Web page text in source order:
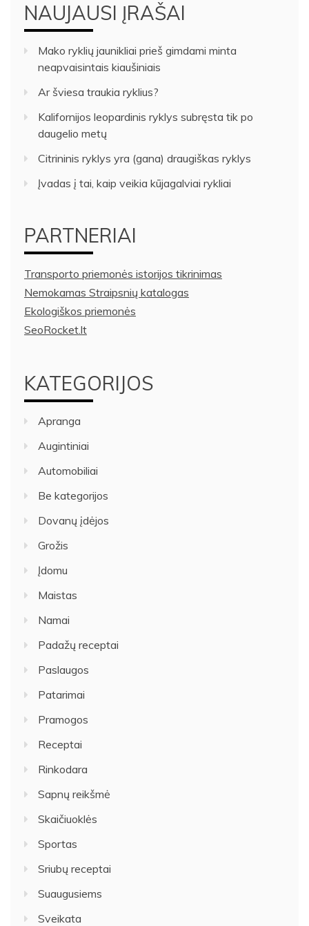
NAUJAUSI ĮRAŠAI
Mako ryklių jaunikliai prieš gimdami minta
neapvaisintais kiaušiniais
Ar šviesa traukia ryklius?
Kalifornijos leopardinis ryklys subręsta tik po
daugelio metų
Citrininis ryklys yra (gana) draugiškas ryklys
Įvadas į tai, kaip veikia kūjagalviai rykliai
PARTNERIAI
Transporto priemonės istorijos tikrinimas
Nemokamas Straipsnių katalogas
Ekologiškos priemonės
SeoRocket.lt
KATEGORIJOS
Apranga
Augintiniai
Automobiliai
Be kategorijos
Dovanų įdėjos
Grožis
Įdomu
Maistas
Namai
Padažų receptai
Paslaugos
Patarimai
Pramogos
Receptai
Rinkodara
Sapnų reikšmė
Skaičiuoklės
Sportas
Sriubų receptai
Suaugusiems
Sveikata